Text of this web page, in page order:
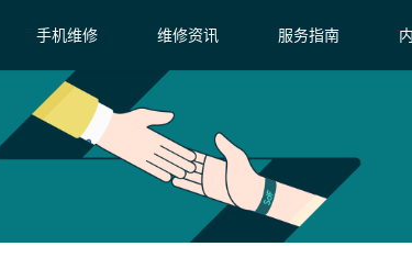
手机维修 维修资讯 服务指南